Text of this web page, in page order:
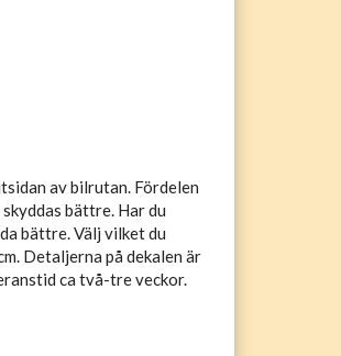
av bilrutan. Fördelen
bättre. Har du
bättre. Välj vilket du
Detaljerna på dekalen är
ca två-tre veckor.